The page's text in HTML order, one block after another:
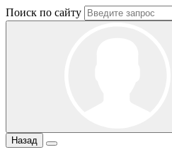
Поиск по сайту
Назад